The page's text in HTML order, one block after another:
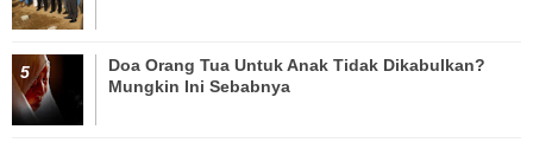
Doa Orang Tua Untuk Anak Tidak Dikabulkan?
Mungkin Ini Sebabnya